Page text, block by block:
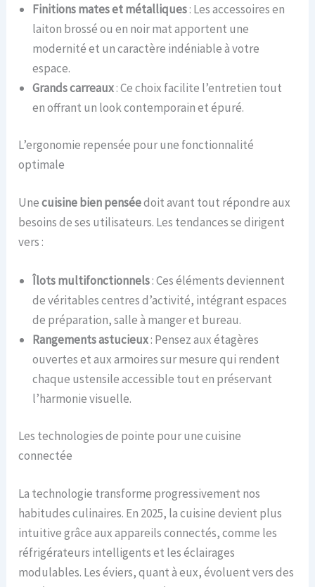
Finitions mates et métalliques: Les accessoires en
laiton brossé ou en noir mat apportent une
modernité et un caractère indéniable à votre
espace.
Grands carreaux: Ce choix facilite l’entretien tout
en offrant un look contemporain et épuré.
L’ergonomie repensée pour une fonctionnalité
optimale
Unecuisine bien penséedoit avant tout répondre aux
besoins de ses utilisateurs. Les tendances se dirigent
vers :
Îlots multifonctionnels: Ces éléments deviennent
de véritables centres d’activité, intégrant espaces
de préparation, salle à manger et bureau.
Rangements astucieux: Pensez aux étagères
ouvertes et aux armoires sur mesure qui rendent
chaque ustensile accessible tout en préservant
l’harmonie visuelle.
Les technologies de pointe pour une cuisine
connectée
La technologie transforme progressivement nos
habitudes culinaires. En 2025, la cuisine devient plus
intuitive grâce aux appareils connectés, comme les
réfrigérateurs intelligents et les éclairages
modulables. Les éviers, quant à eux, évoluent vers des